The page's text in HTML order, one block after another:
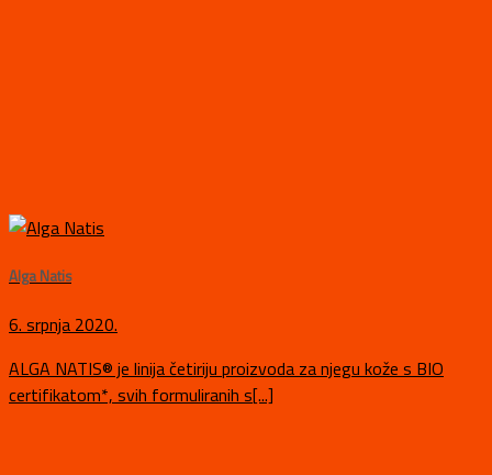
Alga Natis
6. srpnja 2020.
ALGA NATIS® je linija četiriju proizvoda za njegu kože s BIO
certifikatom*, svih formuliranih s[...]